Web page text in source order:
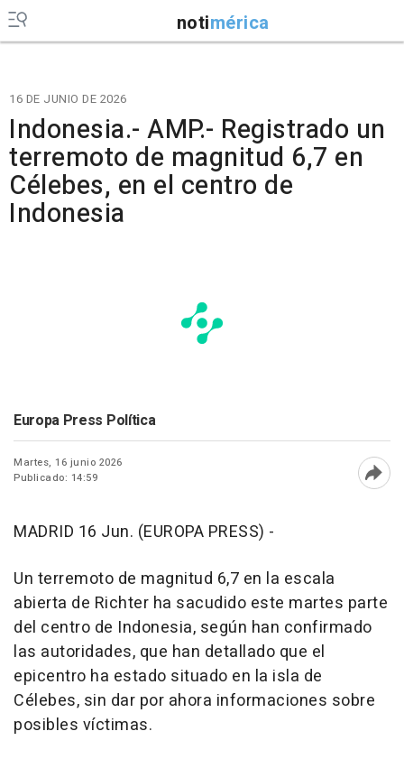
notimérica
16 DE JUNIO DE 2026
Indonesia.- AMP.- Registrado un
terremoto de magnitud 6,7 en
Célebes, en el centro de
Indonesia
Europa Press Política
Martes, 16 junio 2026
Publicado: 14:59
MADRID 16 Jun. (EUROPA PRESS) -
Un terremoto de magnitud 6,7 en la escala
abierta de Richter ha sacudido este martes parte
del centro de Indonesia, según han confirmado
las autoridades, que han detallado que el
epicentro ha estado situado en la isla de
Célebes, sin dar por ahora informaciones sobre
posibles víctimas.